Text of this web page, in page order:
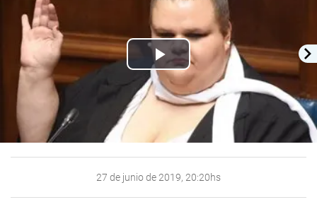
Play
Video
27 de junio de 2019, 20:20hs